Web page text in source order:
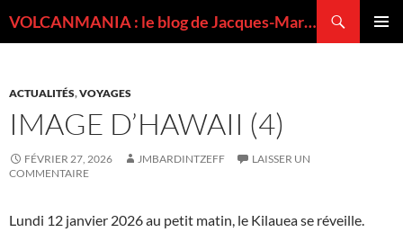
VOLCANMANIA : le blog de Jacques-Marie BARDINTZEFF, volcanologue
ACTUALITÉS,VOYAGES
IMAGE D’HAWAII (4)
FÉVRIER 27, 2026 JMBARDINTZEFF
LAISSER UN
COMMENTAIRE
Lundi 12 janvier 2026 au petit matin, le Kilauea se réveille.